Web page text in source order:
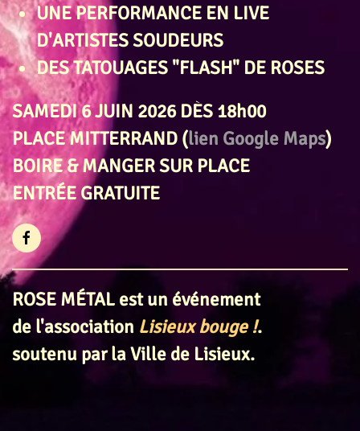
UNE PERFORMANCE EN LIVE
D'ARTISTES SOUDEURS
DES TATOUAGES "FLASH" DE ROSES
SAMEDI 6 JUIN 2026 DÈS 18h00
PLACE MITTERRAND (lien Google Maps)
BOIRE & MANGER SUR PLACE
ENTRÉE GRATUITE
ROSE MÉTAL est un événement
de l'association Lisieux bouge !.
soutenu par la Ville de Lisieux.